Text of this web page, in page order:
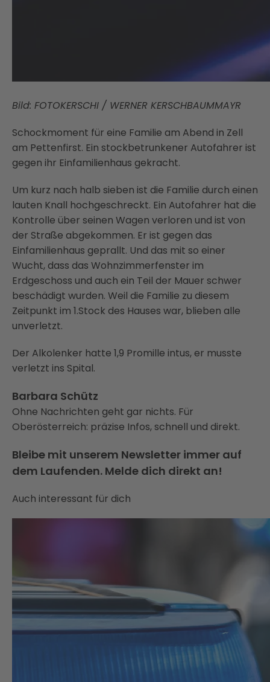
Bild: FOTOKERSCHI / WERNER KERSCHBAUMMAYR
Schockmoment für eine Familie am Abend in Zell
am Pettenfirst. Ein stockbetrunkener Autofahrer ist
gegen ihr Einfamilienhaus gekracht.
Um kurz nach halb sieben ist die Familie durch einen
lauten Knall hochgeschreckt. Ein Autofahrer hat die
Kontrolle über seinen Wagen verloren und ist von
der Straße abgekommen. Er ist gegen das
Einfamilienhaus geprallt. Und das mit so einer
Wucht, dass das Wohnzimmerfenster im
Erdgeschoss und auch ein Teil der Mauer schwer
beschädigt wurden. Weil die Familie zu diesem
Zeitpunkt im 1.Stock des Hauses war, blieben alle
unverletzt.
Der Alkolenker hatte 1,9 Promille intus, er musste
verletzt ins Spital.
Barbara Schütz
Ohne Nachrichten geht gar nichts. Für
Oberösterreich: präzise Infos, schnell und direkt.
Bleibe mit unserem Newsletter immer auf
dem Laufenden. Melde dich direkt an!
Auch interessant für dich